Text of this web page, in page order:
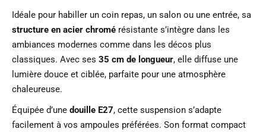
Idéale pour habiller un coin repas, un salon ou une entrée, sa
structure en acier chromé résistante s’intègre dans les
ambiances modernes comme dans les décos plus
classiques. Avec ses 35 cm de longueur, elle diffuse une
lumière douce et ciblée, parfaite pour une atmosphère
chaleureuse.
Équipée d’une douille E27, cette suspension s’adapte
facilement à vos ampoules préférées. Son format compact